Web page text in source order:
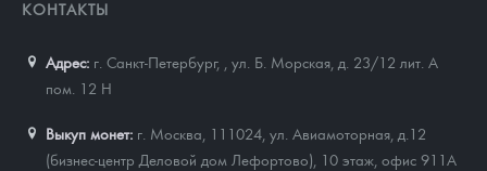
КОНТАКТЫ
Адрес: г. Санкт-Петербург,
ул. Б. Морская, д. 23/12 лит. А
пом. 12 Н
Выкуп монет: г. Москва, 111024, ул. Авиамоторная, д.12
(бизнес-центр Деловой дом Лефортово), 10 этаж, офис 911А